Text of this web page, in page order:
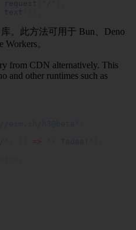
库。此方法可用于 Bun、Deno
。
from CDN alternatively. This
and other runtimes such as
=>